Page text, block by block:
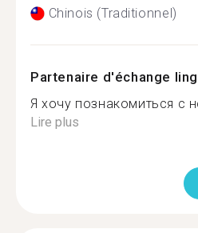
Chinois (Traditionnel)
Partenaire d'échange
Я хочу познакомиться с
Lire plus